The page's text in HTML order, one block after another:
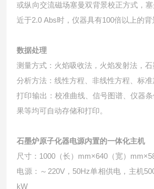
或纵向交流磁场塞曼双背景校正方式，
近于2.0 Abs时，仪器具有100倍以上的背
数据处理
测量方式：火焰吸收法，火焰发射法，石
分析方法：线性方程、非线性方程、标准
打印输出：校准曲线、信号图谱、仪器
果等均可自动存储和打印。
石墨炉原子化器电源内置的一体化主机
尺寸：1000（长）mm×640（宽）
电源：～220V，50Hz单相供电，主机
kW